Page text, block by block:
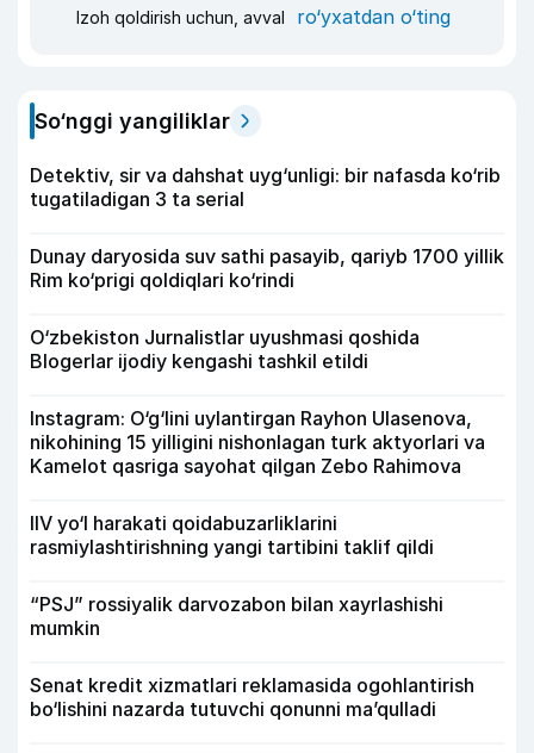
Izoh qoldirish uchun, avval ro‘yxatdan o‘ting
So‘nggi yangiliklar
Detektiv, sir va dahshat uyg‘unligi: bir nafasda ko‘rib
tugatiladigan 3 ta serial
Dunay daryosida suv sathi pasayib, qariyb 1700 yillik
Rim ko‘prigi qoldiqlari ko‘rindi
O‘zbekiston Jurnalistlar uyushmasi qoshida
Blogerlar ijodiy kengashi tashkil etildi
Instagram: O‘g‘lini uylantirgan Rayhon Ulasenova,
nikohining 15 yilligini nishonlagan turk aktyorlari va
Kamelot qasriga sayohat qilgan Zebo Rahimova
IIV yo‘l harakati qoidabuzarliklarini
rasmiylashtirishning yangi tartibini taklif qildi
“PSJ” rossiyalik darvozabon bilan xayrlashishi
mumkin
Senat kredit xizmatlari reklamasida ogohlantirish
bo‘lishini nazarda tutuvchi qonunni ma’qulladi